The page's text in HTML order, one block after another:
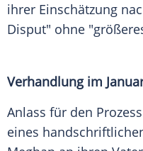
ihrer Einschätzung
Disput" ohne
Verhandlung im
Anlass für den
eines